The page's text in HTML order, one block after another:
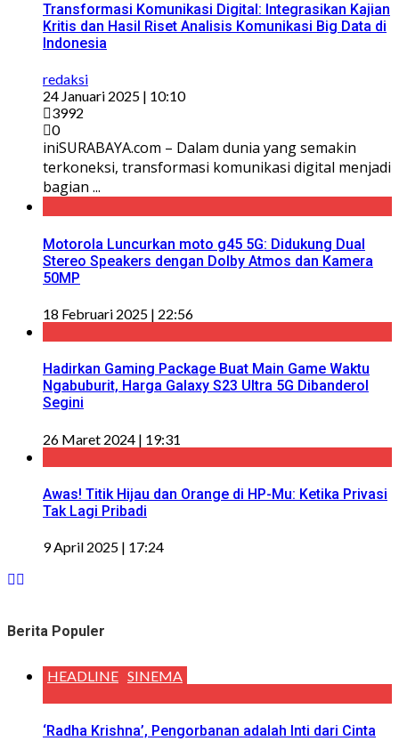
Transformasi Komunikasi Digital: Integrasikan Kajian
Kritis dan Hasil Riset Analisis Komunikasi Big Data di
Indonesia
redaksi
24 Januari 2025 | 10:10
3992
0
iniSURABAYA.com – Dalam dunia yang semakin
terkoneksi, transformasi komunikasi digital menjadi
bagian ...
Motorola Luncurkan moto g45 5G: Didukung Dual
Stereo Speakers dengan Dolby Atmos dan Kamera
50MP
18 Februari 2025 | 22:56
Hadirkan Gaming Package Buat Main Game Waktu
Ngabuburit, Harga Galaxy S23 Ultra 5G Dibanderol
Segini
26 Maret 2024 | 19:31
Awas! Titik Hijau dan Orange di HP-Mu: Ketika Privasi
Tak Lagi Pribadi
9 April 2025 | 17:24
Berita Populer
HEADLINE SINEMA
‘Radha Krishna’, Pengorbanan adalah Inti dari Cinta